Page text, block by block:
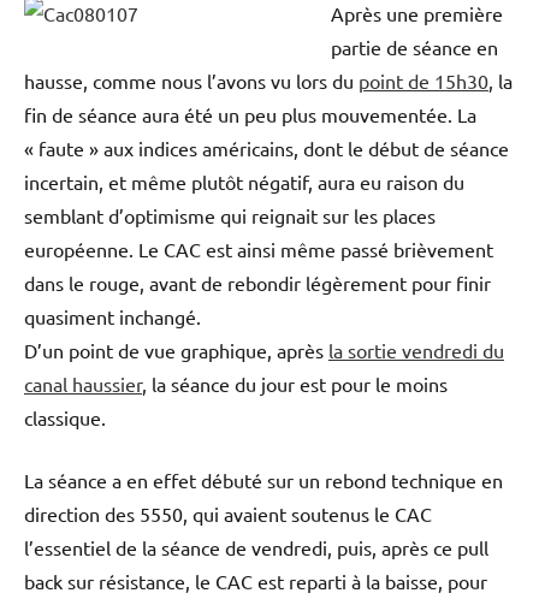
Après une première
partie de séance en
hausse, comme nous l’avons vu lors du point de 15h30, la
fin de séance aura été un peu plus mouvementée. La
« faute » aux indices américains, dont le début de séance
incertain, et même plutôt négatif, aura eu raison du
semblant d’optimisme qui reignait sur les places
européenne. Le CAC est ainsi même passé brièvement
dans le rouge, avant de rebondir légèrement pour finir
quasiment inchangé.
D’un point de vue graphique, après la sortie vendredi du
canal haussier, la séance du jour est pour le moins
classique.
La séance a en effet débuté sur un rebond technique en
direction des 5550, qui avaient soutenus le CAC
l’essentiel de la séance de vendredi, puis, après ce pull
back sur résistance, le CAC est reparti à la baisse, pour